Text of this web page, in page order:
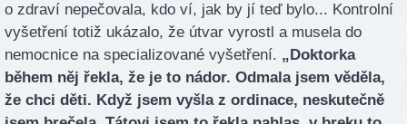
o zdraví nepečovala, kdo ví, jak by jí teď bylo... Kontrolní
vyšetření totiž ukázalo, že útvar vyrostl a musela do
nemocnice na specializované vyšetření. „Doktorka
během něj řekla, že je to nádor. Odmala jsem věděla,
že chci děti. Když jsem vyšla z ordinace, neskutečně